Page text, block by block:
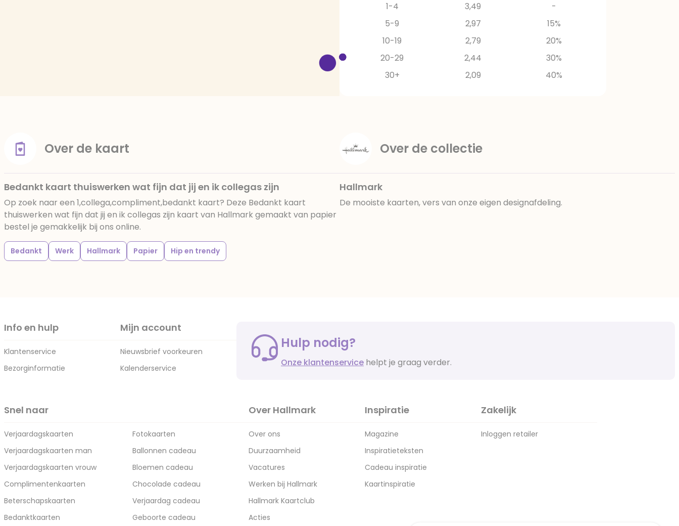
1-4
3,49
-
5-9
2,97
15%
10-19
2,79
20%
20-29
2,44
30%
30+
2,09 40%
Over de kaart
Bedankt kaart thuiswerken wat fijn dat jij en ik collegas zijn
Op zoek naar een 1,collega,compliment,bedankt kaart? Deze Bedankt kaart
thuiswerken wat fijn dat jij en ik collegas zijn kaart van Hallmark gemaakt van papier
bestel je gemakkelijk bij ons online.
Bedankt Werk Hallmark Papier Hip en trendy
Over de collectie
Hallmark
De mooiste kaarten, vers van onze eigen designafdeling.
Info en hulp
Klantenservice
Bezorginformatie
Mijn account
Nieuwsbrief voorkeuren
Kalenderservice
Hulp nodig?
Onze klantenservice helpt je graag verder.
Snel naar
Verjaardagskaarten
Verjaardagskaarten man
Verjaardagskaarten vrouw
Complimentenkaarten
Beterschapskaarten
Bedanktkaarten
Fotokaarten
Ballonnen cadeau
Bloemen cadeau
Chocolade cadeau
Verjaardag cadeau
Geboorte cadeau
Over Hallmark
Over ons
Duurzaamheid
Vacatures
Werken bij Hallmark
Hallmark Kaartclub
Acties
Inspiratie
Magazine
Inspiratieteksten
Cadeau inspiratie
Kaartinspiratie
Zakelijk
Inloggen retailer